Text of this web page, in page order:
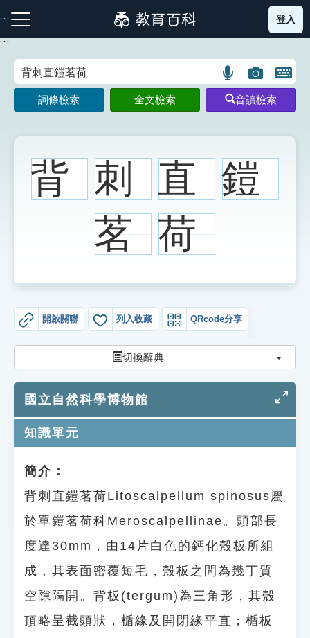
到
主
:::
注音索引圖示 筆畫索引圖示 部首索引表圖示
成語故事
索引選單
知識索引
生命大百科索引
遊戲專區
教學應用
貓頭鷹博士
登入
:::
語
言
搜
示
圖
片
搜
示
開
鍵
圖
詞條檢索 全文檢索 音讀檢索
背 刺 直 鎧
茗 荷
開啟關聯 列入收藏 QRcode分享
切換辭典 切換
國立自然科學博物館
知識單元
簡介：
背刺直鎧茗荷Litoscalpellum spinosus屬
於單鎧茗荷科Meroscalpellinae。頭部長
度達30mm，由14片白色的鈣化殼板所組
成，其表面密覆短毛，殼板之間為幾丁質
空隙隔開。背板(tergum)為三角形，其殼
頂略呈截頭狀，楯緣及開閉緣平直；楯板